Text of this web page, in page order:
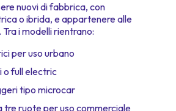
nuovi di fabbrica, con
o ibrida, e appartenere alle
i modelli rientrano:
per uso urbano
o full electric
tipo microcar
tre ruote per uso commerciale